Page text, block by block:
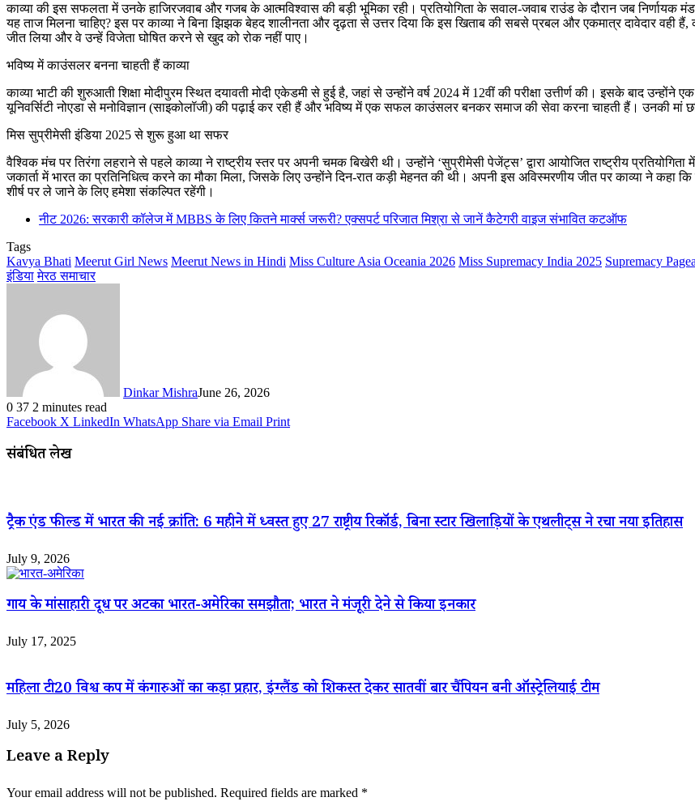
काव्या की इस सफलता में उनके हाजिरजवाब और गजब के आत्मविश्वास की बड़ी भूमिका रही। प्रतियोगिता के सवाल-जवाब राउंड के दौरान जब
यह ताज मिलना चाहिए? इस पर काव्या ने बिना झिझक बेहद शालीनता और दृढ़ता से उत्तर दिया कि इस खिताब की सबसे प्रबल और एकमात्र दावेदार
जीत लिया और वे उन्हें विजेता घोषित करने से खुद को रोक नहीं पाए।
भविष्य में काउंसलर बनना चाहती हैं काव्या
काव्या भाटी की शुरुआती शिक्षा मोदीपुरम स्थित दयावती मोदी एकेडमी से हुई है, जहां से उन्होंने वर्ष 2024 में 12वीं की परीक्षा उत्तीर्ण की। इसके बाद
यूनिवर्सिटी नोएडा से मनोविज्ञान (साइकोलॉजी) की पढ़ाई कर रही हैं और भविष्य में एक सफल काउंसलर बनकर समाज की सेवा करना चाहती हैं। उनकी
मिस सुप्रीमेसी इंडिया 2025 से शुरू हुआ था सफर
वैश्विक मंच पर तिरंगा लहराने से पहले काव्या ने राष्ट्रीय स्तर पर अपनी चमक बिखेरी थी। उन्होंने ‘सुप्रीमेसी पेजेंट्स’ द्वारा आयोजित राष्ट्रीय
जकार्ता में भारत का प्रतिनिधित्व करने का मौका मिला, जिसके लिए उन्होंने दिन-रात कड़ी मेहनत की थी। अपनी इस अविस्मरणीय जीत पर काव्या ने कहा
शीर्ष पर ले जाने के लिए हमेशा संकल्पित रहेंगी।
नीट 2026: सरकारी कॉलेज में MBBS के लिए कितने मार्क्स जरूरी? एक्सपर्ट परिजात मिश्रा से जानें कैटेगरी वाइज संभावित कटऑफ
Tags
Kavya Bhati Meerut Girl News Meerut News in Hindi Miss Culture Asia Oceania 2026 Miss Supremacy India 2025 Supremacy
इंडिया मेरठ समाचार
Dinkar MishraJune 26, 2026
0 37 2 minutes read
Facebook X LinkedIn WhatsApp Share via Email Print
संबंधित लेख
ट्रैक एंड फील्ड में भारत की नई क्रांति: 6 महीने में ध्वस्त हुए 27 राष्ट्रीय रिकॉर्ड, बिना स्टार खिलाड़ियों के एथलीट्स ने रचा नया इतिहास
July 9, 2026
गाय के मांसाहारी दूध पर अटका भारत-अमेरिका समझौता; भारत ने मंजूरी देने से किया इनकार
July 17, 2025
महिला टी20 विश्व कप में कंगारुओं का कड़ा प्रहार, इंग्लैंड को शिकस्त देकर सातवीं बार चैंपियन बनी ऑस्ट्रेलियाई टीम
July 5, 2026
Leave a Reply
Your email address will not be published. Required fields are marked *